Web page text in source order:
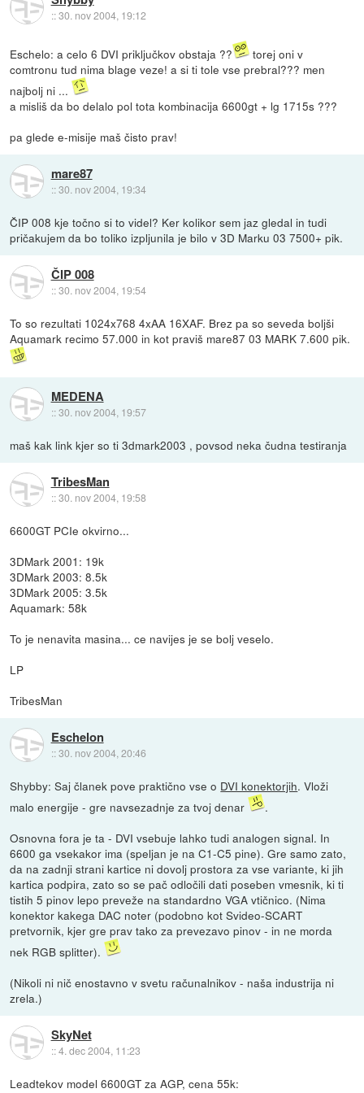
::30. nov 2004, 19:12
Eschelo: a celo 6 DVI priključkov obstaja ??
torej oni v
comtronu tud nima blage veze! a si ti tole vse prebral??? men
najbolj ni ...
a misliš da bo delalo pol tota kombinacija 6600gt + lg 1715s ???
pa glede e-misije maš čisto prav!
mare87
::30. nov 2004, 19:34
ČIP 008 kje točno si to videl? Ker kolikor sem jaz gledal in tudi
pričakujem da bo toliko izpljunila je bilo v 3D Marku 03 7500+ pik.
ČIP 008
::30. nov 2004, 19:54
To so rezultati 1024x768 4xAA 16XAF. Brez pa so seveda boljši
Aquamark recimo 57.000 in kot praviš mare87 03 MARK 7.600 pik.
MEDENA
::30. nov 2004, 19:57
maš kak link kjer so ti 3dmark2003 , povsod neka čudna testiranja
TribesMan
::30. nov 2004, 19:58
6600GT PCIe okvirno...
3DMark 2001: 19k
3DMark 2003: 8.5k
3DMark 2005: 3.5k
Aquamark: 58k
To je nenavita masina... ce navijes je se bolj veselo.
LP
TribesMan
Eschelon
::30. nov 2004, 20:46
Shybby: Saj članek pove praktično vse o DVI konektorjih. Vloži
malo energije - gre navsezadnje za tvoj denar
.
Osnovna fora je ta - DVI vsebuje lahko tudi analogen signal. In
6600 ga vsekakor ima (speljan je na C1-C5 pine). Gre samo zato,
da na zadnji strani kartice ni dovolj prostora za vse variante, ki jih
kartica podpira, zato so se pač odločili dati poseben vmesnik, ki ti
tistih 5 pinov lepo preveže na standardno VGA vtičnico. (Nima
konektor kakega DAC noter (podobno kot Svideo-SCART
pretvornik, kjer gre prav tako za prevezavo pinov - in ne morda
nek RGB splitter).
(Nikoli ni nič enostavno v svetu računalnikov - naša industrija ni
zrela.)
SkyNet
::4. dec 2004, 11:23
Leadtekov model 6600GT za AGP, cena 55k: